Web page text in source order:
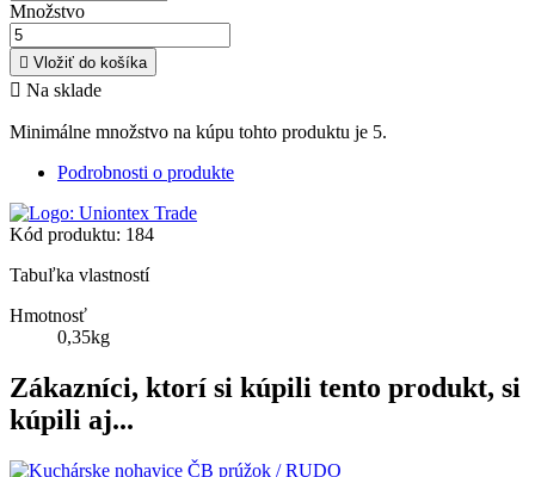
Množstvo
 Vložiť do košíka
 Na sklade
Minimálne množstvo na kúpu tohto produktu je 5.
Podrobnosti o produkte
Kód produktu: 184
Tabuľka vlastností
Hmotnosť
0,35kg
Zákazníci, ktorí si kúpili tento produkt, si
kúpili aj...